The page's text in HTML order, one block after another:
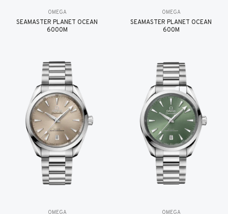
OMEGA
SEAMASTER PLANET OCEAN
6000M
OMEGA
SEAMASTER PLANET OCEAN
600M
OMEGA OMEGA